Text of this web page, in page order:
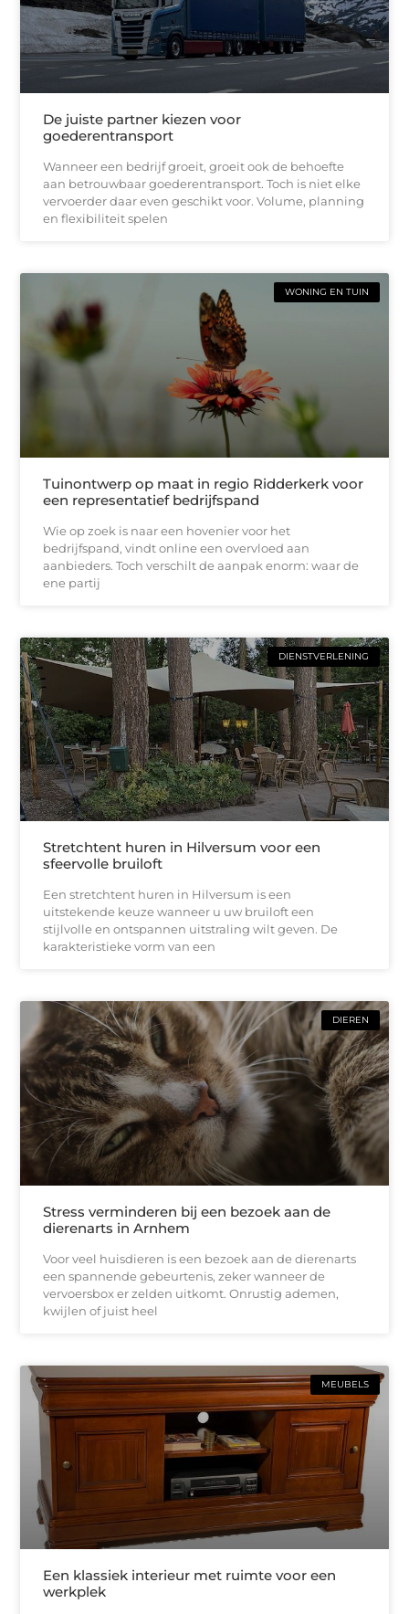
De juiste partner kiezen voor
goederentransport
Wanneer een bedrijf groeit, groeit ook de behoefte
aan betrouwbaar goederentransport. Toch is niet elke
vervoerder daar even geschikt voor. Volume, planning
en flexibiliteit spelen
WONING EN TUIN
Tuinontwerp op maat in regio Ridderkerk voor
een representatief bedrijfspand
Wie op zoek is naar een hovenier voor het
bedrijfspand, vindt online een overvloed aan
aanbieders. Toch verschilt de aanpak enorm: waar de
ene partij
DIENSTVERLENING
Stretchtent huren in Hilversum voor een
sfeervolle bruiloft
Een stretchtent huren in Hilversum is een
uitstekende keuze wanneer u uw bruiloft een
stijlvolle en ontspannen uitstraling wilt geven. De
karakteristieke vorm van een
DIEREN
Stress verminderen bij een bezoek aan de
dierenarts in Arnhem
Voor veel huisdieren is een bezoek aan de dierenarts
een spannende gebeurtenis, zeker wanneer de
vervoersbox er zelden uitkomt. Onrustig ademen,
kwijlen of juist heel
MEUBELS
Een klassiek interieur met ruimte voor een
werkplek